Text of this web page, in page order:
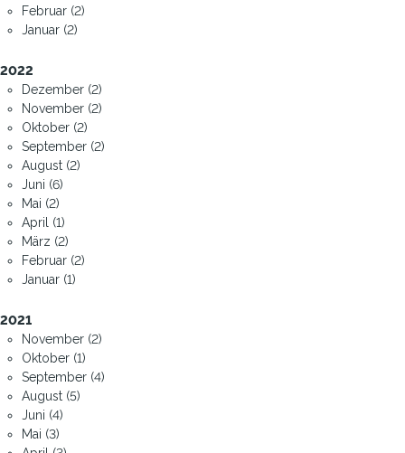
Februar (2)
Januar (2)
2022
Dezember (2)
November (2)
Oktober (2)
September (2)
August (2)
Juni (6)
Mai (2)
April (1)
März (2)
Februar (2)
Januar (1)
2021
November (2)
Oktober (1)
September (4)
August (5)
Juni (4)
Mai (3)